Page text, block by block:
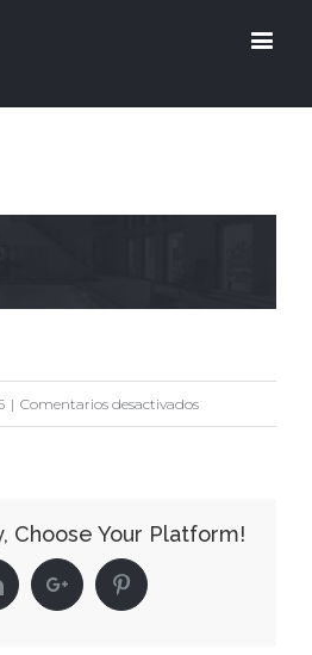
| Comentarios desactivadosen
Choose Your Platform!
LinkedinGoogle+ Pinterest